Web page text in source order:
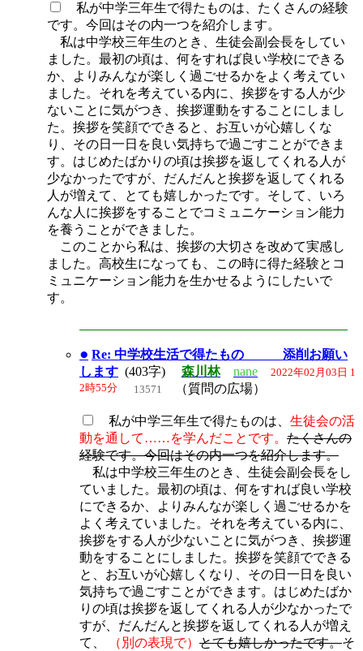
私が中学三年生で得たものは、たくさんの経験
です。今回はその内一つを紹介します。
私は中学校三年生のとき、生徒会副会長をしてい
ました。最初の頃は、何をすれば良い学校にできる
か、よりみんなが楽しく過ごせるかをよく考えてい
ました。それを考えている内に、挨拶をする人が少
ないことに気がつき、挨拶運動をすることにしまし
た。挨拶を笑顔でできると、お互いが心嬉しくな
り、その日一日を良い気持ちで過ごすことができま
す。はじめたばかりの頃は挨拶を返してくれる人が
少なかったですが、だんだんと挨拶を返してくれる
人が増えて、とても嬉しかったです。そして、いろ
んな人に挨拶をすることでコミュニケーション能力
を養うことができました。
このことから私は、挨拶の大切さを改めて実感し
ました。高校生になっても、この時に得た経験とコ
ミュニケーション能力を生かせるようにしたいで
す。
● Re: 中学校生活で得たもの 添削お願い
します (403字) 森川林 nane 2022年02月03日 1
2時55分 13571 （質問の広場）
私が中学三年生で得たものは、 生徒会の活
動を通して……を学んだことです。 たくさんの
経験です。今回はその内一つを紹介します。
私は中学校三年生のとき、生徒会副会長をし
ていました。最初の頃は、何をすれば良い学校
にできるか、よりみんなが楽しく過ごせるかを
よく考えていました。それを考えている内に、
挨拶をする人が少ないことに気がつき、挨拶運
動をすることにしました。挨拶を笑顔でできる
と、お互いが心嬉しくなり、その日一日を良い
気持ちで過ごすことができます。はじめたばか
りの頃は挨拶を返してくれる人が少なかったで
すが、だんだんと挨拶を返してくれる人が増え
て、
（別の表現で） とても嬉しかったです。そ